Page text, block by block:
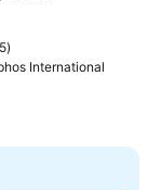
International